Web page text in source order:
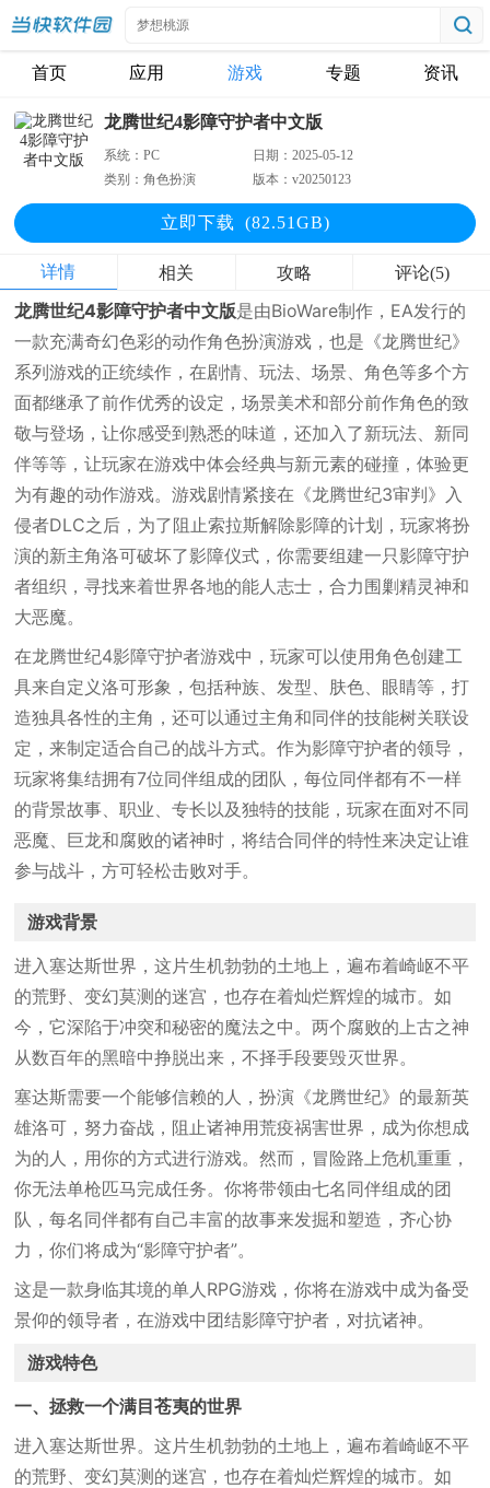
首页 应用 游戏 专题 资讯
龙腾世纪4影障守护者中文版
系统：PC 日期：2025-05-12
类别：角色扮演 版本：v20250123
立即下载 (82.51GB)
详情 相关 攻略 评论(5)
龙腾世纪4影障守护者中文版是由BioWare制作，EA发行的
一款充满奇幻色彩的动作角色扮演游戏，也是《龙腾世纪》
系列游戏的正统续作，在剧情、玩法、场景、角色等多个方
面都继承了前作优秀的设定，场景美术和部分前作角色的致
敬与登场，让你感受到熟悉的味道，还加入了新玩法、新同
伴等等，让玩家在游戏中体会经典与新元素的碰撞，体验更
为有趣的动作游戏。游戏剧情紧接在《龙腾世纪3审判》入
侵者DLC之后，为了阻止索拉斯解除影障的计划，玩家将扮
演的新主角洛可破坏了影障仪式，你需要组建一只影障守护
者组织，寻找来着世界各地的能人志士，合力围剿精灵神和
大恶魔。
在龙腾世纪4影障守护者游戏中，玩家可以使用角色创建工
具来自定义洛可形象，包括种族、发型、肤色、眼睛等，打
造独具各性的主角，还可以通过主角和同伴的技能树关联设
定，来制定适合自己的战斗方式。作为影障守护者的领导，
玩家将集结拥有7位同伴组成的团队，每位同伴都有不一样
的背景故事、职业、专长以及独特的技能，玩家在面对不同
恶魔、巨龙和腐败的诸神时，将结合同伴的特性来决定让谁
参与战斗，方可轻松击败对手。
游戏背景
进入塞达斯世界，这片生机勃勃的土地上，遍布着崎岖不平
的荒野、变幻莫测的迷宫，也存在着灿烂辉煌的城市。如
今，它深陷于冲突和秘密的魔法之中。两个腐败的上古之神
从数百年的黑暗中挣脱出来，不择手段要毁灭世界。
塞达斯需要一个能够信赖的人，扮演《龙腾世纪》的最新英
雄洛可，努力奋战，阻止诸神用荒疫祸害世界，成为你想成
为的人，用你的方式进行游戏。然而，冒险路上危机重重，
你无法单枪匹马完成任务。你将带领由七名同伴组成的团
队，每名同伴都有自己丰富的故事来发掘和塑造，齐心协
力，你们将成为“影障守护者”。
这是一款身临其境的单人RPG游戏，你将在游戏中成为备受
景仰的领导者，在游戏中团结影障守护者，对抗诸神。
游戏特色
一、拯救一个满目苍夷的世界
进入塞达斯世界。这片生机勃勃的土地上，遍布着崎岖不平
的荒野、变幻莫测的迷宫，也存在着灿烂辉煌的城市。如